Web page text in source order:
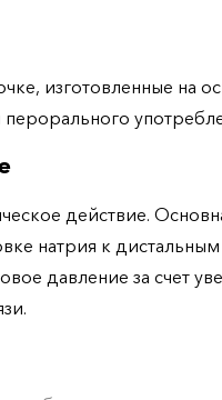
изготовленные на
действие.
натрия к
давление за счет